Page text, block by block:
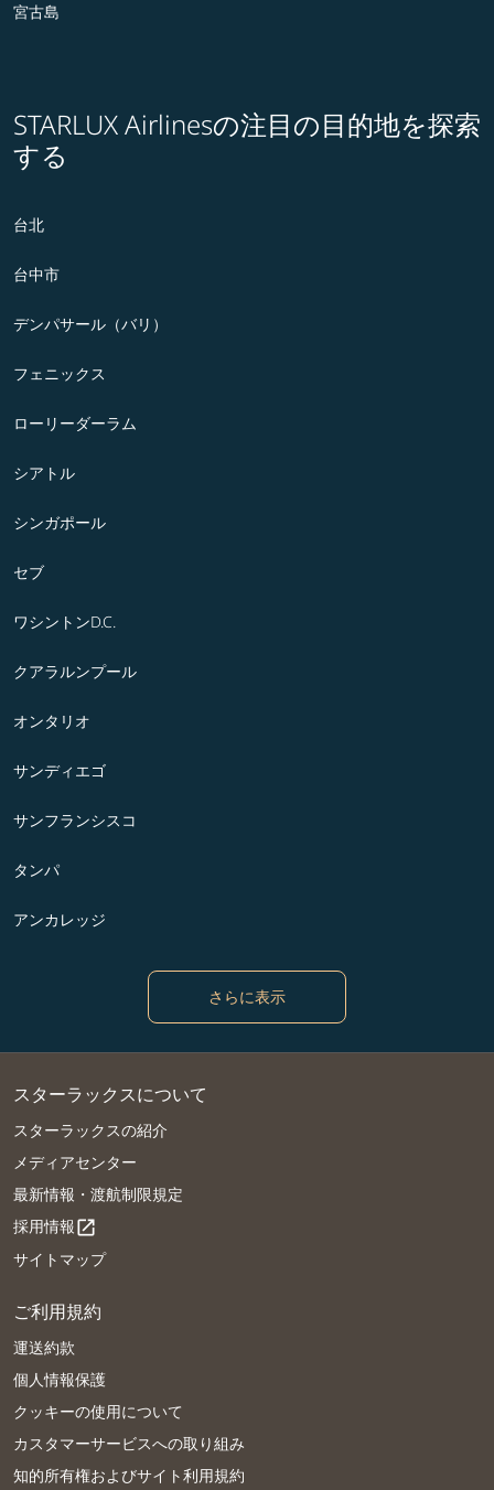
宮古島
STARLUX Airlinesの注目の目的地を探索
する
台北
台中市
デンパサール（バリ）
フェニックス
ローリーダーラム
シアトル
シンガポール
セブ
ワシントンD.C.
クアラルンプール
オンタリオ
サンディエゴ
サンフランシスコ
タンパ
アンカレッジ
さらに表示
スターラックスについて
スターラックスの紹介
メディアセンター
最新情報・渡航制限規定
採用情報open_in_new
サイトマップ
ご利用規約
運送約款
個人情報保護
クッキーの使用について
カスタマーサービスへの取り組み
知的所有権およびサイト利用規約